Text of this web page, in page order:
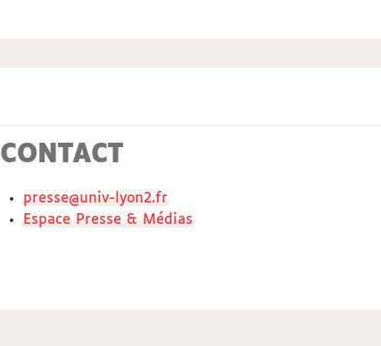
CONTACT
presse@univ-lyon2.fr
Espace Presse & Médias